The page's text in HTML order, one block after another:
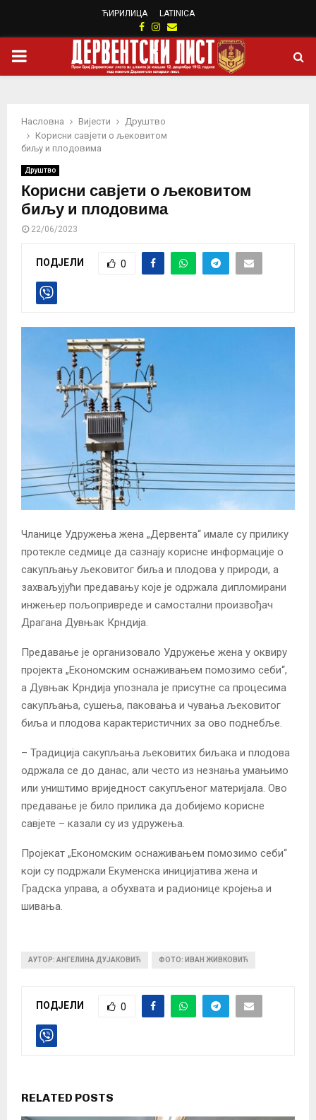
ЋИРИЛИЦА LATINICA
Facebook
Instagram
Email
PRIMARY
Насловна Вијести
Друштво
Корисни савјети о љековитом
биљу и плодовима
Друштво
Корисни савјети о љековитом
биљу и плодовима
22/06/2023
ПОДЈЕЛИ 0
Чланице Удружења жена „Дервента“ имале су прилику
протекле седмице да сазнају корисне информације о
сакупљању љековитог биља и плодова у природи, а
захваљујући предавању које је одржала дипломирани
инжењер пољопривреде и самостални произвођач
Драгана Дувњак Крндија.
Предавање је организовало Удружење жена у оквиру
пројекта „Економским оснаживањем помозимо себи“,
а Дувњак Крндија упознала је присутне са процесима
сакупљања, сушења, паковања и чувања љековитог
биља и плодова карактеристичних за ово поднебље.
– Традиција сакупљања љековитих биљака и плодова
одржала се до данас, али често из незнања умањимо
или уништимо вриједност сакупљеног материјала. Ово
предавање је било прилика да добијемо корисне
савјете – казали су из удружења.
Пројекат „Економским оснаживањем помозимо себи“
који су подржали Екуменска иницијатива жена и
Градска управа, а обухвата и радионице кројења и
шивања.
АУТОР: АНГЕЛИНА ДУЈАКОВИЋ ФОТО: ИВАН ЖИВКОВИЋ
ПОДЈЕЛИ 0
RELATED POSTS